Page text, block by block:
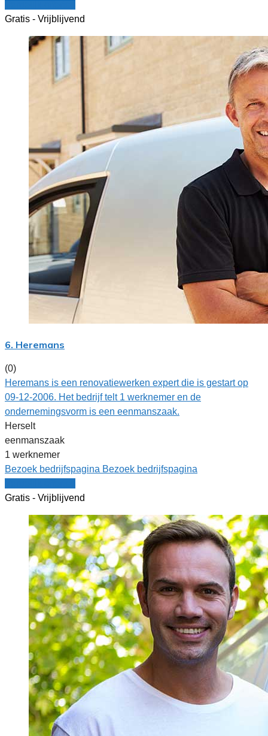
Gratis - Vrijblijvend
6. Heremans
(0)
Heremans is een renovatiewerken expert die is gestart op
09-12-2006. Het bedrijf telt 1 werknemer en de
ondernemingsvorm is een eenmanszaak.
Herselt
eenmanszaak
1 werknemer
Bezoek bedrijfspagina Bezoek bedrijfspagina
Gratis - Vrijblijvend